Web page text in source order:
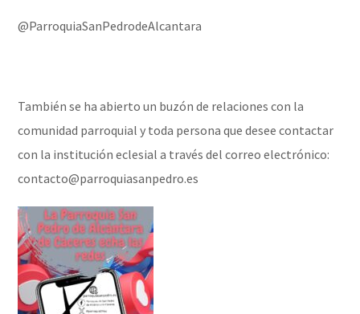
@ParroquiaSanPedrodeAlcantara
También se ha abierto un buzón de relaciones con la
comunidad parroquial y toda persona que desee contactar
con la institución eclesial a través del correo electrónico:
contacto@parroquiasanpedro.es